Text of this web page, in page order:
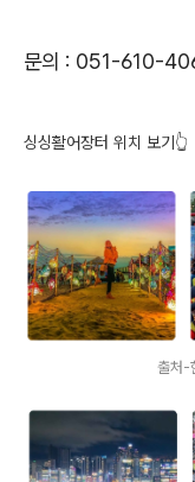
문의 : 051-610-
싱싱활어장터 위치 보기👆️
출처-